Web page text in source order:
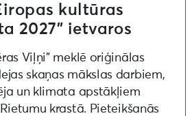
kultūras
2027” ietvaros
Viļņi” meklē oriģinālas
skaņas mākslas darbiem,
un klimata apstākļiem
krastā. Pieteikšanās